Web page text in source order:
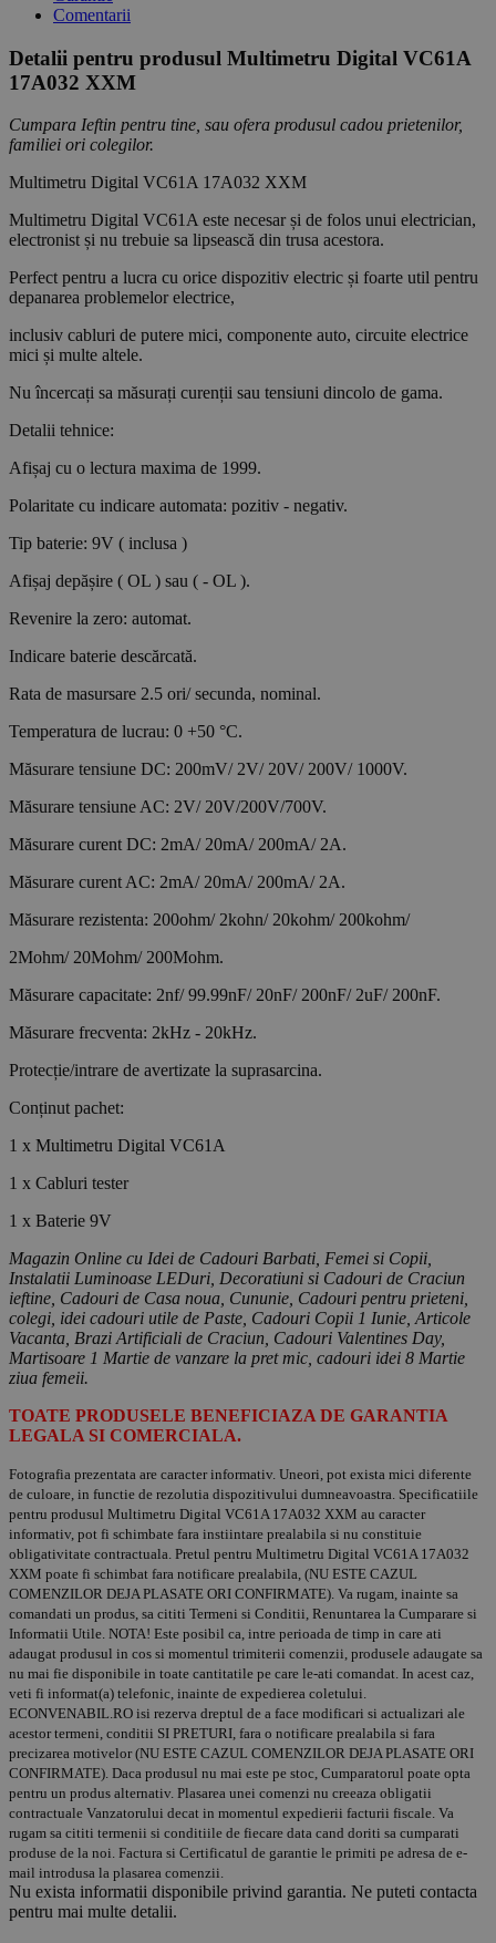
Comentarii
Detalii pentru produsul Multimetru Digital VC61A
17A032 XXM
Cumpara Ieftin pentru tine, sau ofera produsul cadou prietenilor,
familiei ori colegilor.
Multimetru Digital VC61A 17A032 XXM
Multimetru Digital VC61A este necesar și de folos unui electrician,
electronist și nu trebuie sa lipsească din trusa acestora.
Perfect pentru a lucra cu orice dispozitiv electric și foarte util pentru
depanarea problemelor electrice,
inclusiv cabluri de putere mici, componente auto, circuite electrice
mici și multe altele.
Nu încercați sa măsurați curenții sau tensiuni dincolo de gama.
Detalii tehnice:
Afișaj cu o lectura maxima de 1999.
Polaritate cu indicare automata: pozitiv - negativ.
Tip baterie: 9V ( inclusa )
Afișaj depășire ( OL ) sau ( - OL ).
Revenire la zero: automat.
Indicare baterie descărcată.
Rata de masursare 2.5 ori/ secunda, nominal.
Temperatura de lucrau: 0 +50 °C.
Măsurare tensiune DC: 200mV/ 2V/ 20V/ 200V/ 1000V.
Măsurare tensiune AC: 2V/ 20V/200V/700V.
Măsurare curent DC: 2mA/ 20mA/ 200mA/ 2A.
Măsurare curent AC: 2mA/ 20mA/ 200mA/ 2A.
Măsurare rezistenta: 200ohm/ 2kohn/ 20kohm/ 200kohm/
2Mohm/ 20Mohm/ 200Mohm.
Măsurare capacitate: 2nf/ 99.99nF/ 20nF/ 200nF/ 2uF/ 200nF.
Măsurare frecventa: 2kHz - 20kHz.
Protecție/intrare de avertizate la suprasarcina.
Conținut pachet:
1 x Multimetru Digital VC61A
1 x Cabluri tester
1 x Baterie 9V
Magazin Online cu Idei de Cadouri Barbati, Femei si Copii,
Instalatii Luminoase LEDuri, Decoratiuni si Cadouri de Craciun
ieftine, Cadouri de Casa noua, Cununie, Cadouri pentru prieteni,
colegi, idei cadouri utile de Paste, Cadouri Copii 1 Iunie, Articole
Vacanta, Brazi Artificiali de Craciun, Cadouri Valentines Day,
Martisoare 1 Martie de vanzare la pret mic, cadouri idei 8 Martie
ziua femeii.
TOATE PRODUSELE BENEFICIAZA DE GARANTIA
LEGALA SI COMERCIALA.
Fotografia prezentata are caracter informativ. Uneori, pot exista mici diferente
de culoare, in functie de rezolutia dispozitivului dumneavoastra. Specificatiile
pentru produsul Multimetru Digital VC61A 17A032 XXM au caracter
informativ, pot fi schimbate fara instiintare prealabila si nu constituie
obligativitate contractuala. Pretul pentru Multimetru Digital VC61A 17A032
XXM poate fi schimbat fara notificare prealabila, (NU ESTE CAZUL
COMENZILOR DEJA PLASATE ORI CONFIRMATE). Va rugam, inainte sa
comandati un produs, sa cititi Termeni si Conditii, Renuntarea la Cumparare si
Informatii Utile. NOTA! Este posibil ca, intre perioada de timp in care ati
adaugat produsul in cos si momentul trimiterii comenzii, produsele adaugate sa
nu mai fie disponibile in toate cantitatile pe care le-ati comandat. In acest caz,
veti fi informat(a) telefonic, inainte de expedierea coletului.
ECONVENABIL.RO isi rezerva dreptul de a face modificari si actualizari ale
acestor termeni, conditii SI PRETURI, fara o notificare prealabila si fara
precizarea motivelor (NU ESTE CAZUL COMENZILOR DEJA PLASATE ORI
CONFIRMATE). Daca produsul nu mai este pe stoc, Cumparatorul poate opta
pentru un produs alternativ. Plasarea unei comenzi nu creeaza obligatii
contractuale Vanzatorului decat in momentul expedierii facturii fiscale. Va
rugam sa cititi termenii si conditiile de fiecare data cand doriti sa cumparati
produse de la noi. Factura si Certificatul de garantie le primiti pe adresa de e-
mail introdusa la plasarea comenzii.
Nu exista informatii disponibile privind garantia. Ne puteti contacta
pentru mai multe detalii.